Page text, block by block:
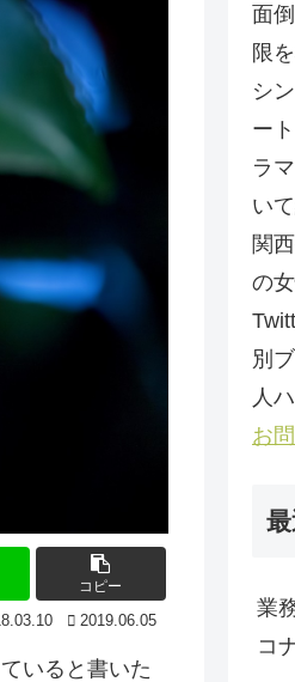
コピー
2019.06.05
いると書いた
面
限
シ
ー
ラ
い
関
の
別
人
お
業
コ